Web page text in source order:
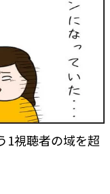
1視聴者の域を超